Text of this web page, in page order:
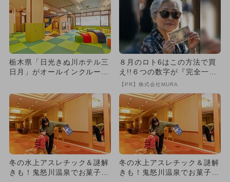
栃木県「日光きぬ川ホテル三
日月」がオールインクルーシ
ル！
８月のロト6はこの方法で買
え!!６つの数字が『完全一
致』する方法
【PR】株式会社MURA
冬の水上アスレチック＆謎解
きも！鬼怒川温泉でお菓子も
冬の水上アスレチック＆謎解
きも！鬼怒川温泉でお菓子も